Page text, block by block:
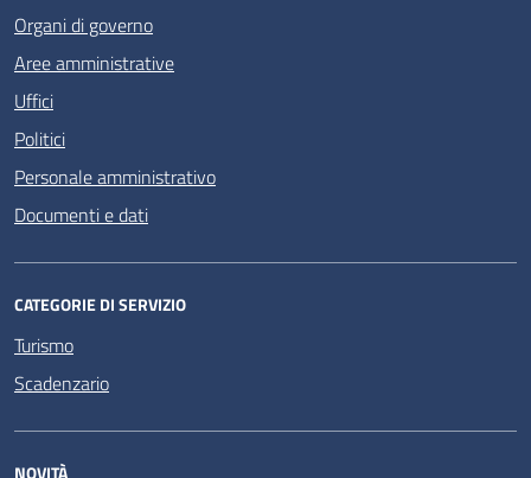
Organi di governo
Aree amministrative
Uffici
Politici
Personale amministrativo
Documenti e dati
CATEGORIE DI SERVIZIO
Turismo
Scadenzario
NOVITÀ